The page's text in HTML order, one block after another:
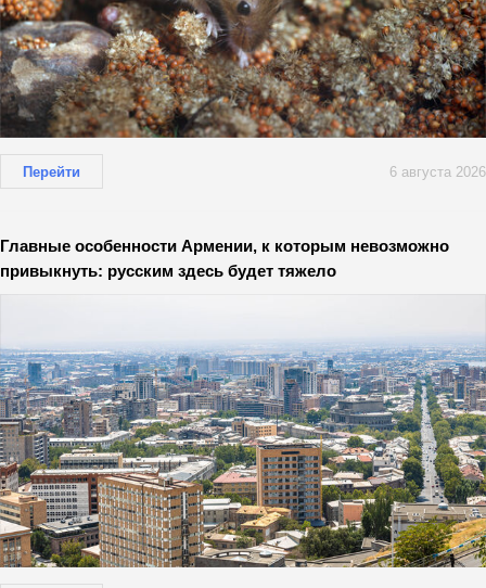
Перейти 6 августа 2026
Главные особенности Армении, к которым невозможно
привыкнуть: русским здесь будет тяжело